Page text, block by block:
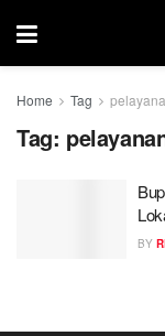
Home Tag
Tag:
BY